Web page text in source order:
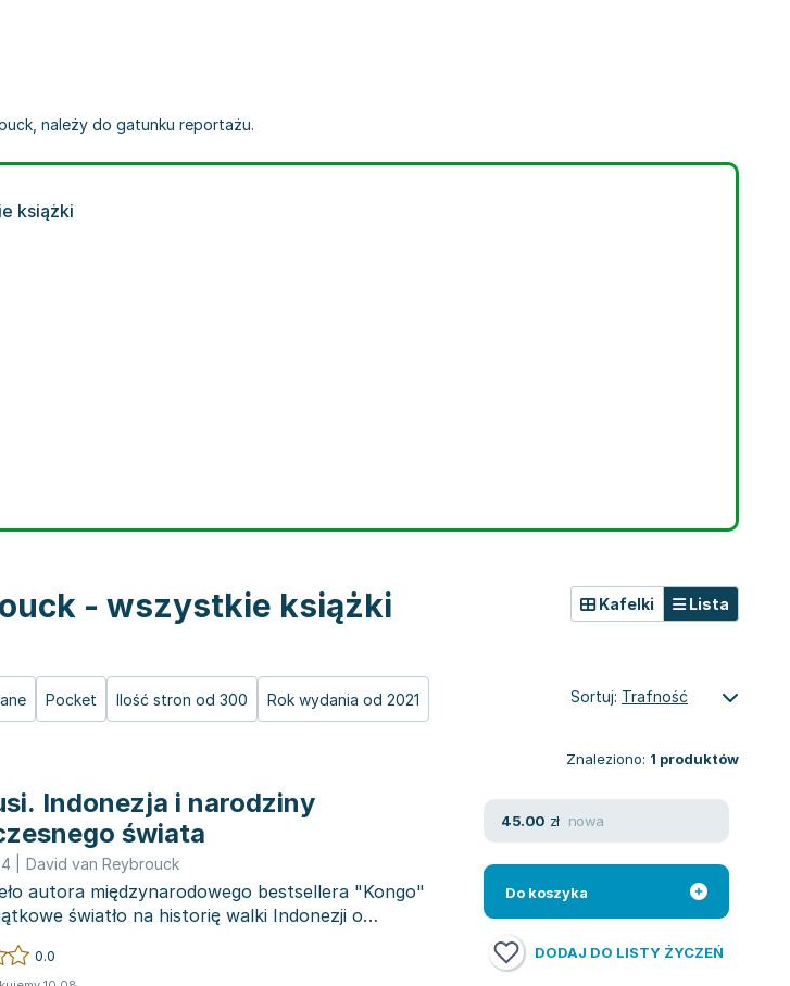
należy do gatunku reportażu.
książki
- wszystkie książki
Pocket Ilość stron od 300 Rok wydania od 2021
Kafelki Lista
Sortuj: Trafność
Znaleziono: 1 produktów
Indonezja i narodziny
świata
David van Reybrouck
autora międzynarodowego bestsellera "Kongo"
światło na historię walki Indonezji o
Rozgr...
0.0
45.00 zł nowa
Do koszyka
DODAJ DO LISTY ŻYCZEŃ